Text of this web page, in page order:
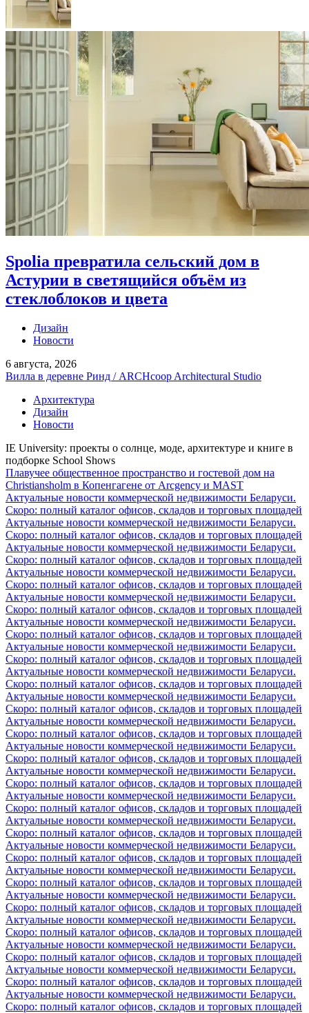
Spolia превратила сельский дом в
Астурии в светящийся объём из
стеклоблоков и цвета
Дизайн
Новости
6 августа, 2026
Вилла в деревне Ринд / ARCHcoop Architectural Studio
Архитектура
Дизайн
Новости
IE University: проекты о солнце, моде, архитектуре и книге в
подборке School Shows
Плавучее общественное пространство и гостевой дом на
Christiansholm в Копенгагене от Arcgency и MAST
Актуальные новости коммерческой недвижимости Беларуси.
Скоро: полный каталог офисов, складов и торговых площадей
Актуальные новости коммерческой недвижимости Беларуси.
Скоро: полный каталог офисов, складов и торговых площадей
Актуальные новости коммерческой недвижимости Беларуси.
Скоро: полный каталог офисов, складов и торговых площадей
Актуальные новости коммерческой недвижимости Беларуси.
Скоро: полный каталог офисов, складов и торговых площадей
Актуальные новости коммерческой недвижимости Беларуси.
Скоро: полный каталог офисов, складов и торговых площадей
Актуальные новости коммерческой недвижимости Беларуси.
Скоро: полный каталог офисов, складов и торговых площадей
Актуальные новости коммерческой недвижимости Беларуси.
Скоро: полный каталог офисов, складов и торговых площадей
Актуальные новости коммерческой недвижимости Беларуси.
Скоро: полный каталог офисов, складов и торговых площадей
Актуальные новости коммерческой недвижимости Беларуси.
Скоро: полный каталог офисов, складов и торговых площадей
Актуальные новости коммерческой недвижимости Беларуси.
Скоро: полный каталог офисов, складов и торговых площадей
Актуальные новости коммерческой недвижимости Беларуси.
Скоро: полный каталог офисов, складов и торговых площадей
Актуальные новости коммерческой недвижимости Беларуси.
Скоро: полный каталог офисов, складов и торговых площадей
Актуальные новости коммерческой недвижимости Беларуси.
Скоро: полный каталог офисов, складов и торговых площадей
Актуальные новости коммерческой недвижимости Беларуси.
Скоро: полный каталог офисов, складов и торговых площадей
Актуальные новости коммерческой недвижимости Беларуси.
Скоро: полный каталог офисов, складов и торговых площадей
Актуальные новости коммерческой недвижимости Беларуси.
Скоро: полный каталог офисов, складов и торговых площадей
Актуальные новости коммерческой недвижимости Беларуси.
Скоро: полный каталог офисов, складов и торговых площадей
Актуальные новости коммерческой недвижимости Беларуси.
Скоро: полный каталог офисов, складов и торговых площадей
Актуальные новости коммерческой недвижимости Беларуси.
Скоро: полный каталог офисов, складов и торговых площадей
Актуальные новости коммерческой недвижимости Беларуси.
Скоро: полный каталог офисов, складов и торговых площадей
Актуальные новости коммерческой недвижимости Беларуси.
Скоро: полный каталог офисов, складов и торговых площадей